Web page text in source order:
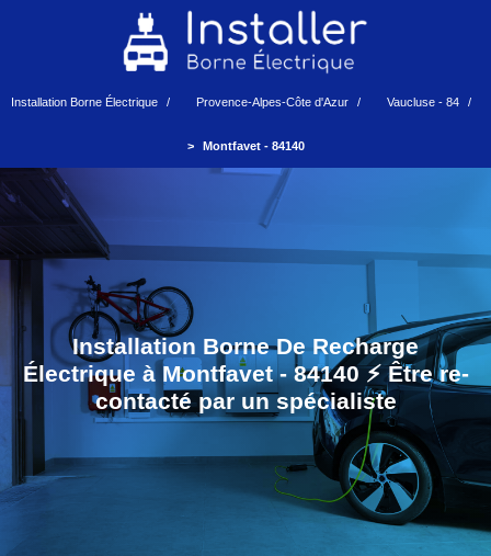
Installation Borne Électrique Provence-Alpes-Côte d'Azur Vaucluse - 84
Montfavet - 84140
Installation Borne De Recharge
Électrique à Montfavet - 84140 ⚡️ Être re-
contacté par un spécialiste